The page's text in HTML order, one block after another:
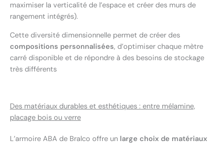
maximiser la verticalité de l’espace et créer des murs de
rangement intégrés).
Cette diversité dimensionnelle permet de créer des
compositions personnalisées, d’optimiser chaque mètre
carré disponible et de répondre à des besoins de stockage
très différents
Des matériaux durables et esthétiques : entre mélamine,
placage bois ou verre
L’armoire ABA de Bralco offre un large choix de matériaux